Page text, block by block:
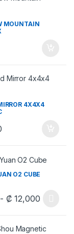
MOUNTAIN
4X4X4
opciones se
O2 CUBE
- ₡ 12,000Rango
tiene múltiples